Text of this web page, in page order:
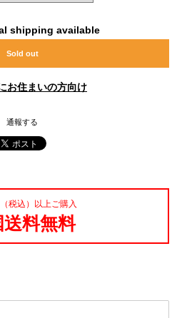
shipping available
Sold out
お住まいの方向け
通報する
税込）以上ご購入
送料無料